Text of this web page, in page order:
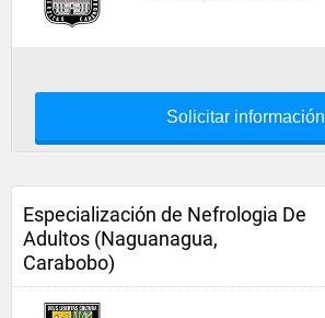
Solicitar información
Especialización de Nefrologia De
Adultos (Naguanagua,
Carabobo)